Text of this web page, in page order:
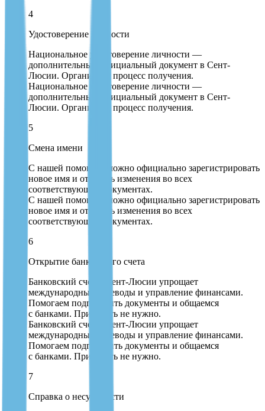
4
Удостоверение личности
Национальное удостоверение личности —
дополнительный официальный документ в Сент-
Люсии. Организуем процесс получения.
Национальное удостоверение личности —
дополнительный официальный документ в Сент-
Люсии. Организуем процесс получения.
5
Смена имени
С нашей помощью можно официально зарегистрировать
новое имя и отразить изменения во всех
соответствующих документах.
С нашей помощью можно официально зарегистрировать
новое имя и отразить изменения во всех
соответствующих документах.
6
Открытие банковского счета
Банковский счет в Сент-Люсии упрощает
международные переводы и управление финансами.
Помогаем подготовить документы и общаемся
с банками. Приезжать не нужно.
Банковский счет в Сент-Люсии упрощает
международные переводы и управление финансами.
Помогаем подготовить документы и общаемся
с банками. Приезжать не нужно.
7
Справка о несудимости